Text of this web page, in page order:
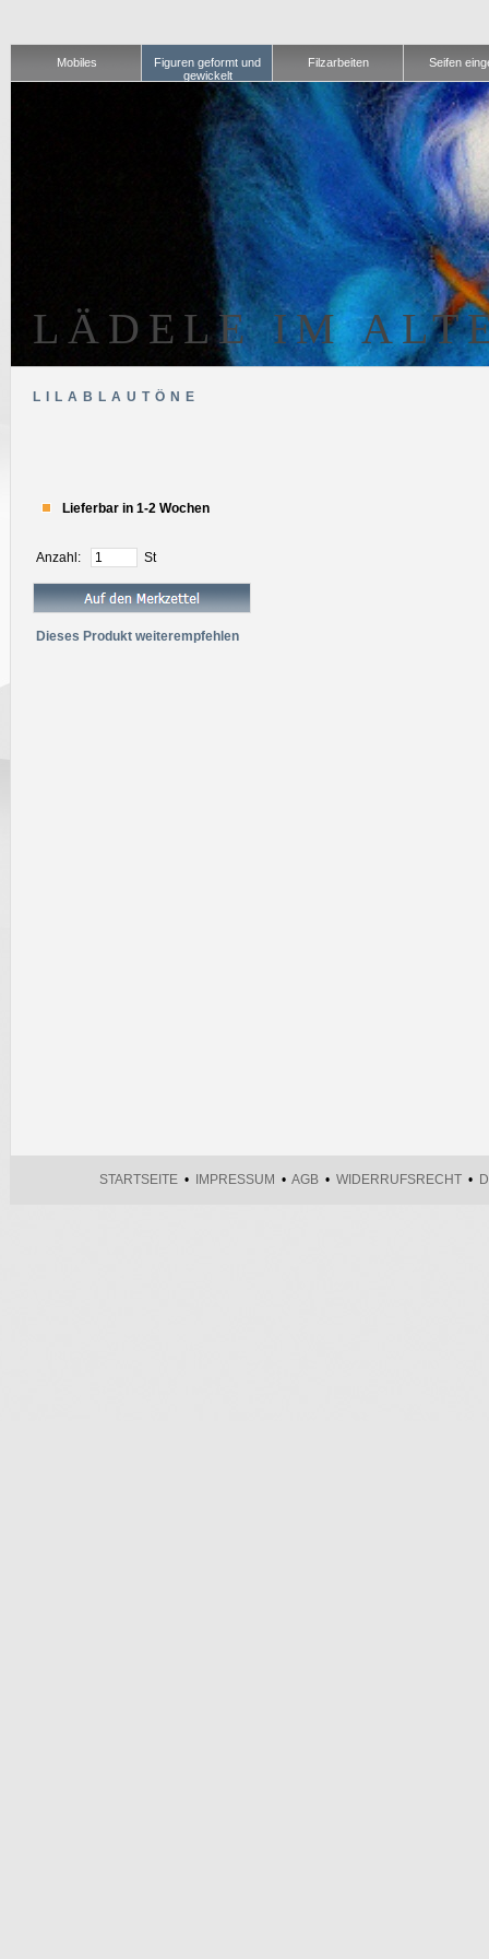
Mobiles
Figuren geformt und
gewickelt
Filzarbeiten Seifen
LÄDELE IM
LILABLAUTÖNE
Lieferbar in 1-2 Wochen
Anzahl: St
Dieses Produkt weiterempfehlen
STARTSEITE• IMPRESSUM • AGB• WIDERRUFSRECHT•